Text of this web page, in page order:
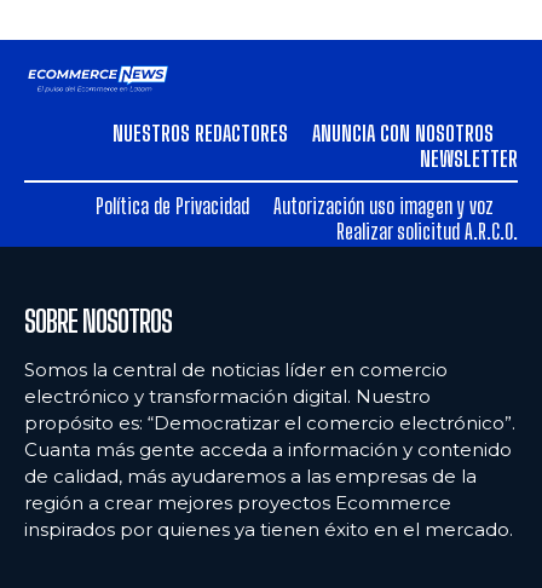
NUESTROS REDACTORES
ANUNCIA CON NOSOTROS
NEWSLETTER
Política de Privacidad
Autorización uso imagen y voz
Realizar solicitud A.R.C.O.
SOBRE NOSOTROS
Somos la central de noticias líder en comercio
electrónico y transformación digital. Nuestro
propósito es: “Democratizar el comercio electrónico”.
Cuanta más gente acceda a información y contenido
de calidad, más ayudaremos a las empresas de la
región a crear mejores proyectos Ecommerce
inspirados por quienes ya tienen éxito en el mercado.